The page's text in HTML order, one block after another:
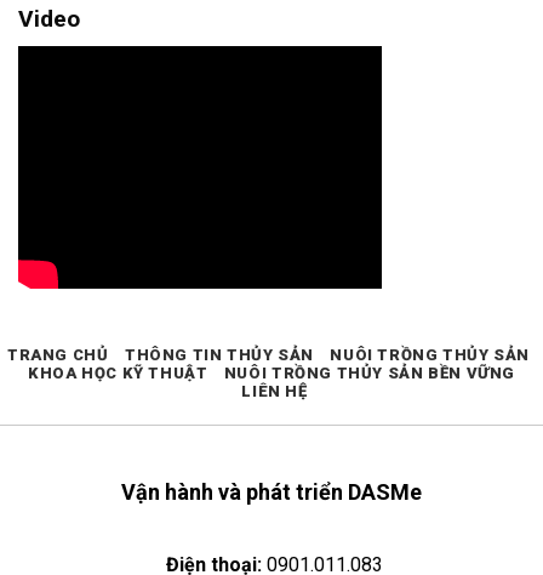
Video
Vận hành và phát triển DASMe
Điện thoại: 0901.011.083
TRANG CHỦ THÔNG TIN THỦY SẢN
NUÔI TRỒNG THỦY SẢN
KHOA HỌC KỸ THUẬT
NUÔI TRỒNG THỦY SẢN BỀN VỮNG
LIÊN HỆ